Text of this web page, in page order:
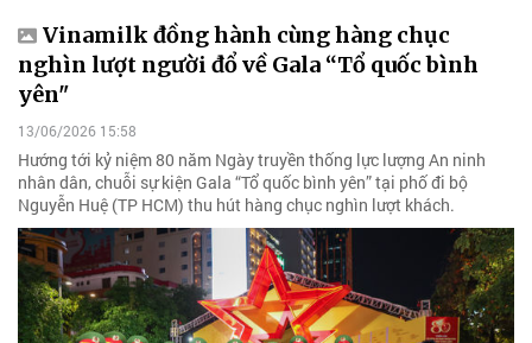
Vinamilk đồng hành cùng hàng chục
nghìn lượt người đổ về Gala “Tổ quốc bình
yên"
13/06/2026 15:58
Hướng tới kỷ niệm 80 năm Ngày truyền thống lực lượng An ninh
nhân dân, chuỗi sự kiện Gala “Tổ quốc bình yên” tại phố đi bộ
Nguyễn Huệ (TP HCM) thu hút hàng chục nghìn lượt khách.